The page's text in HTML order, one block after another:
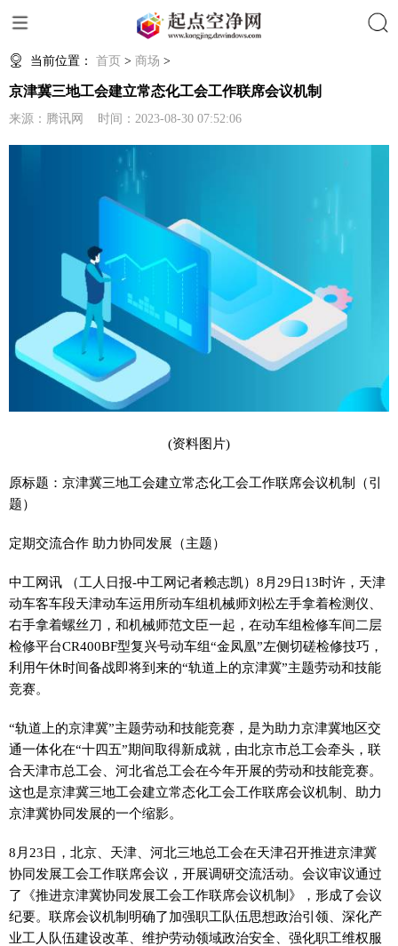
当前位置： 首页 > 商场 >
京津冀三地工会建立常态化工会工作联席会议机制
来源：腾讯网 时间：2023-08-30 07:52:06
(资料图片)
原标题：京津冀三地工会建立常态化工会工作联席会议机制（引
题）
定期交流合作 助力协同发展（主题）
中工网讯 （工人日报-中工网记者赖志凯）8月29日13时许，天津
动车客车段天津动车运用所动车组机械师刘松左手拿着检测仪、
右手拿着螺丝刀，和机械师范文臣一起，在动车组检修车间二层
检修平台CR400BF型复兴号动车组“金凤凰”左侧切磋检修技巧，
利用午休时间备战即将到来的“轨道上的京津冀”主题劳动和技能
竞赛。
“轨道上的京津冀”主题劳动和技能竞赛，是为助力京津冀地区交
通一体化在“十四五”期间取得新成就，由北京市总工会牵头，联
合天津市总工会、河北省总工会在今年开展的劳动和技能竞赛。
这也是京津冀三地工会建立常态化工会工作联席会议机制、助力
京津冀协同发展的一个缩影。
8月23日，北京、天津、河北三地总工会在天津召开推进京津冀
协同发展工会工作联席会议，开展调研交流活动。会议审议通过
了《推进京津冀协同发展工会工作联席会议机制》，形成了会议
纪要。联席会议机制明确了加强职工队伍思想政治引领、深化产
业工人队伍建设改革、维护劳动领域政治安全、强化职工维权服